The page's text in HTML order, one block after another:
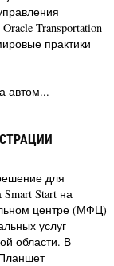
Transportation
практики
автом...
для
Start на
центре (МФЦ)
услуг
области. В